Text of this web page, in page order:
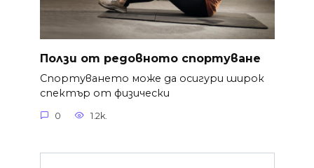
Ползи от редовното спортуване
Спортуването може да осигури широк
спектър от физически
0 1.2k.